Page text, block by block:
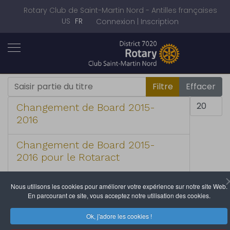
Nous utilisons les cookies pour améliorer votre expérience sur notre site Web.
En parcourant ce site, vous acceptez notre utilisation des cookies.
Ok, j'adore les cookies !
Rotary Club de Saint-Martin Nord - Antilles françaises
Sélectionnez votre langue
US FR Connexion | Inscription
Saisir partie du titre Filtre Effacer
Afficher #
Changement de Board 2015-
2016
Changement de Board 2015-
2016 pour le Rotaract
Hommage à Ramesh Manek
Le Président Thierry a assisté à
la réunion du Rotaract de